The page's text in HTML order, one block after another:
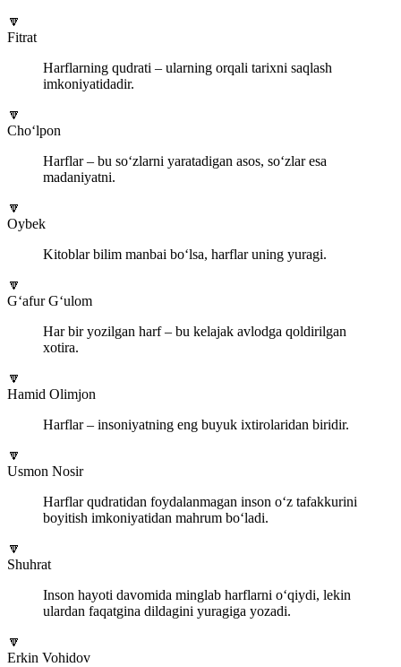
🔽
Fitrat
Harflarning qudrati – ularning orqali tarixni saqlash
imkoniyatidadir.
🔽
Cho‘lpon
Harflar – bu so‘zlarni yaratadigan asos, so‘zlar esa
madaniyatni.
🔽
Oybek
Kitoblar bilim manbai bo‘lsa, harflar uning yuragi.
🔽
G‘afur G‘ulom
Har bir yozilgan harf – bu kelajak avlodga qoldirilgan
xotira.
🔽
Hamid Olimjon
Harflar – insoniyatning eng buyuk ixtirolaridan biridir.
🔽
Usmon Nosir
Harflar qudratidan foydalanmagan inson o‘z tafakkurini
boyitish imkoniyatidan mahrum bo‘ladi.
🔽
Shuhrat
Inson hayoti davomida minglab harflarni o‘qiydi, lekin
ulardan faqatgina dildagini yuragiga yozadi.
🔽
Erkin Vohidov